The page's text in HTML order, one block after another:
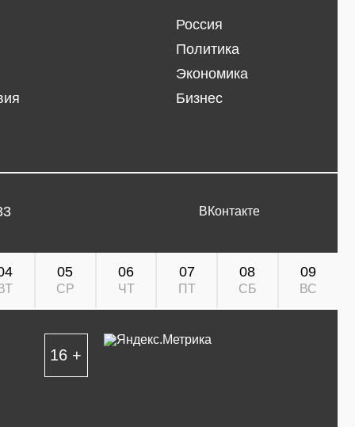
Россия
Политика
Экономика
Бизнес
ВКонтакте
05
СР
06
ЧТ
07
ПТ
08
СБ
09
ВС
16 +